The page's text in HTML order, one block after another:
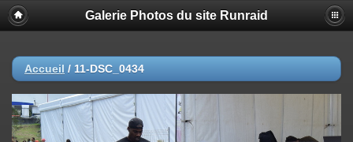
Galerie Photos du site Runraid
Accueil / 11-DSC_0434